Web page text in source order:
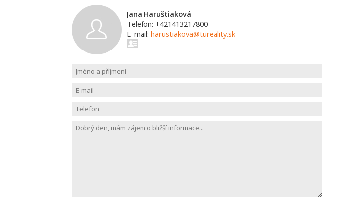
Jana Haruštiaková
Telefon: +421413217800
E-mail: harustiakova@tureality.sk